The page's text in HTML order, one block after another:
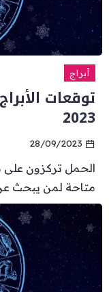
أبراج
2023
28/09/2023
الحمل تركزون على
متاحة لمن يبحث